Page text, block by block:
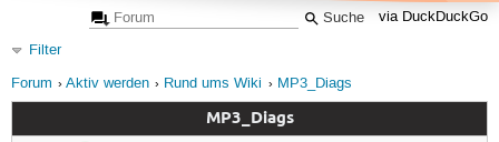
via DuckDuckGo
Filter
Forum
Aktiv werden Rund ums Wiki MP3_Diags
MP3_Diags